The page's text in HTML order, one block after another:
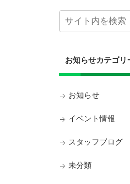
お知らせカテゴリ
お知らせ
イベント情報
スタッフブログ
未分類